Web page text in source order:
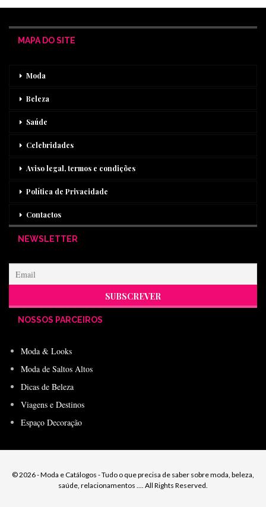
MAPA DO SITE
Moda
Beleza
Saúde
Celebridades
Aviso legal, termos e condições
Política de Privacidade
Contactos
NEWSLETTER
NOSSOS PARCEIROS
Moda & Looks
Moda de Saltos Altos
Dicas de Beleza
Viagens e Destinos
Espaço Decoração
© 2026 - Moda e Catálogos - Tudo o que precisa de saber sobre moda, beleza,
saúde, relacionamentos .... All Rights Reserved.